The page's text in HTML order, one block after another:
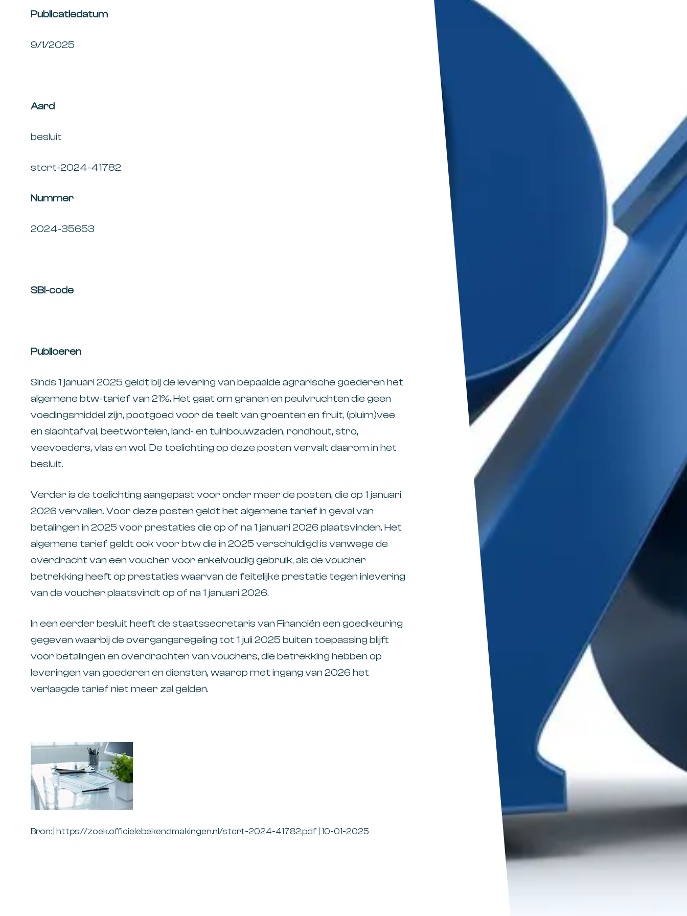
Publicatiedatum
9/1/2025
Aard
besluit
stcrt-2024-41782
Nummer
2024-35653
SBI-code
Publiceren
Sinds 1 januari 2025 geldt bij de levering van bepaalde agrarische goederen het
algemene btw-tarief van 21%. Het gaat om granen en peulvruchten die geen
voedingsmiddel zijn, pootgoed voor de teelt van groenten en fruit, (pluim)vee
en slachtafval, beetwortelen, land- en tuinbouwzaden, rondhout, stro,
veevoeders, vlas en wol. De toelichting op deze posten vervalt daarom in het
besluit.
Verder is de toelichting aangepast voor onder meer de posten, die op 1 januari
2026 vervallen. Voor deze posten geldt het algemene tarief in geval van
betalingen in 2025 voor prestaties die op of na 1 januari 2026 plaatsvinden. Het
algemene tarief geldt ook voor btw die in 2025 verschuldigd is vanwege de
overdracht van een voucher voor enkelvoudig gebruik, als de voucher
betrekking heeft op prestaties waarvan de feitelijke prestatie tegen inlevering
van de voucher plaatsvindt op of na 1 januari 2026.
In een eerder besluit heeft de staatssecretaris van Financiën een goedkeuring
gegeven waarbij de overgangsregeling tot 1 juli 2025 buiten toepassing blijft
voor betalingen en overdrachten van vouchers, die betrekking hebben op
leveringen van goederen en diensten, waarop met ingang van 2026 het
verlaagde tarief niet meer zal gelden.
Bron: | https://zoek.officielebekendmakingen.nl/stcrt-2024-41782.pdf | 10-01-2025